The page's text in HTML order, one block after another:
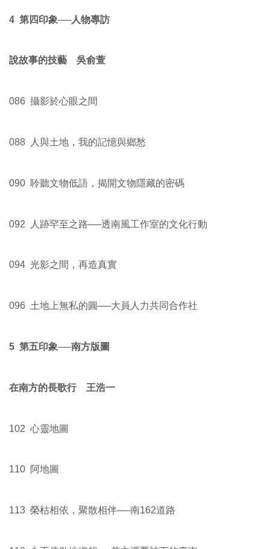
4 第四印象──人物專訪
說故事的技藝 吳俞萱
086 攝影於心眼之間
088 人與土地，我的記憶與鄉愁
090 聆聽文物低語，揭開文物隱藏的密碼
092 人跡罕至之路──透南風工作室的文化行動
094 光影之間，再造真實
096 土地上無私的圓──大員人力共同合作社
5 第五印象──南方版圖
在南方的長歌行 王浩一
102 心靈地圖
110 阿地圖
113 榮枯相依，聚散相伴──南162道路